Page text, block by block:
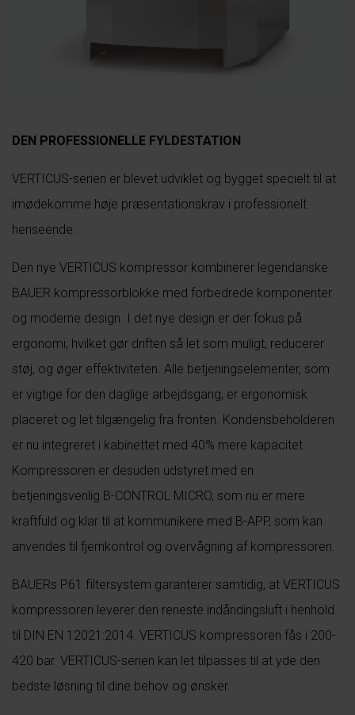
DEN PROFESSIONELLE FYLDESTATION
VERTICUS-serien er blevet udviklet og bygget specielt til at
imødekomme høje præsentationskrav i professionelt
henseende.
Den nye VERTICUS kompressor kombinerer legendariske
BAUER kompressorblokke med forbedrede komponenter
og moderne design. I det nye design er der fokus på
ergonomi, hvilket gør driften så let som muligt, reducerer
støj, og øger effektiviteten. Alle betjeningselementer, som
er vigtige for den daglige arbejdsgang, er ergonomisk
placeret og let tilgængelig fra fronten. Kondensbeholderen
er nu integreret i kabinettet med 40% mere kapacitet.
Kompressoren er desuden udstyret med en
betjeningsvenlig B-CONTROL MICRO, som nu er mere
kraftfuld og klar til at kommunikere med B-APP, som kan
anvendes til fjernkontrol og overvågning af kompressoren.
BAUERs P61 filtersystem garanterer samtidig, at VERTICUS
kompressoren leverer den reneste indåndingsluft i henhold
til DIN EN 12021:2014. VERTICUS kompressoren fås i 200-
420 bar. VERTICUS-serien kan let tilpasses til at yde den
bedste løsning til dine behov og ønsker.